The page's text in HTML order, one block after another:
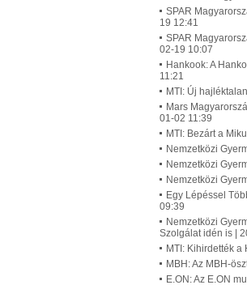
SPAR
19 12:41
SPAR
02-19 10:07
Hankook: A
11:21
MTI: Új
Mars
01-02 11:39
MTI: Bezárt a
Nemzetközi
Nemzetközi
Nemzetközi
Egy Lépéssel
09:39
Nemzetközi
Szolgálat idén is |
MTI: Kihirdették
MBH: Az MBH-
E.ON: Az E.ON